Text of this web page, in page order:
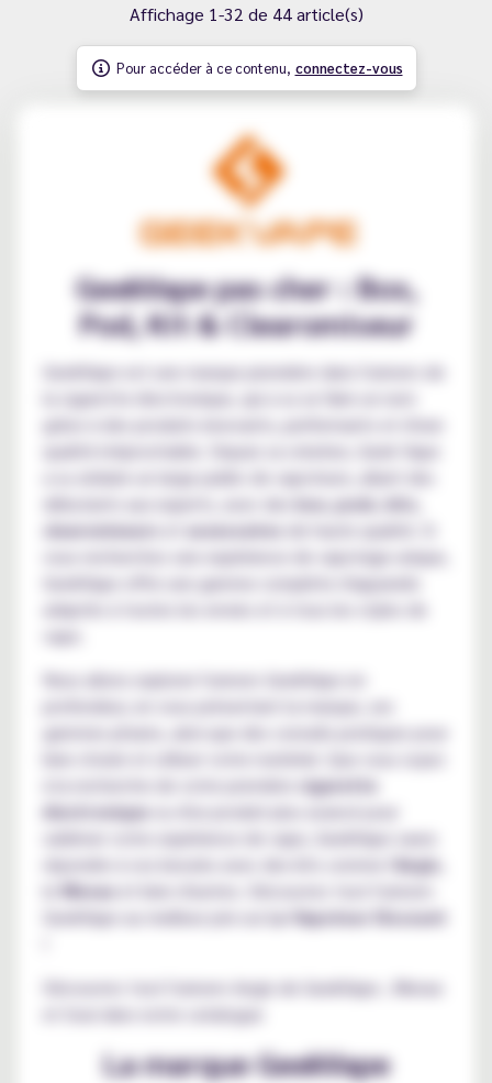
Affichage 1-32 de 44 article(s)
Pour accéder à ce contenu, connectez-vous
GeekVape pas cher : Box,
Pod, Kit & Clearomiseur
GeekVape est une marque pionnière dans l'univers de
la cigarette électronique, qui a su se faire un nom
grâce à des produits innovants, performants et d'une
qualité irréprochable. Depuis sa création, Geek Vape
a su séduire un large public de vapoteurs, allant des
box pods kits
clearomiseurs
accessoires
vous recherchez une expérience de vapotage unique,
GeekVape offre une gamme complète d'appareils
adaptés à toutes les envies et à tous les styles de
Nous allons explorer l'univers GeekVape en
profondeur, en vous présentant la marque, ses
gammes phares, ainsi que des conseils pratiques pour
cigarette
électronique
ou d'un produit plus avancé pour
sublimer votre expérience de vape, GeekVape saura
Aegis
Wenax
Le Vapoteur Discount
Découvrez tout l'univers
Aegis de GeekVape
Wenax
dans notre catalogue
La marque GeekVape